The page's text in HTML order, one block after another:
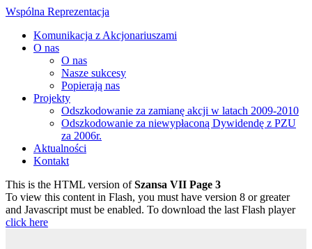
Wspólna Reprezentacja
Komunikacja z Akcjonariuszami
O nas
O nas
Nasze sukcesy
Popierają nas
Projekty
Odszkodowanie za zamianę akcji w latach 2009-2010
Odszkodowanie za niewypłaconą Dywidendę z PZU
za 2006r.
Aktualności
Kontakt
This is the HTML version ofSzansa VII Page 3
To view this content in Flash, you must have version 8 or greater
and Javascript must be enabled. To download the last Flash player
click here